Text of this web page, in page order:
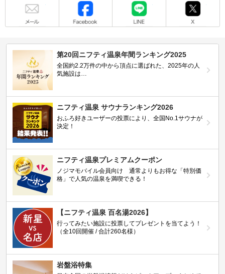
第20回ニフティ温泉年間ランキング2025
全国約2.2万件の中から頂点に選ばれた、2025年の人
気施設は…
ニフティ温泉 サウナランキング2026
おふろ好きユーザーの投票により、全国No.1サウナが
決定！
ニフティ温泉プレミアムクーポン
ノジマモバイル会員向け 通常よりもお得な「特別価
格」で人気の温泉を満喫できる！
【ニフティ温泉 百名湯2026】
行ってみたい施設に投票してプレゼントを当てよう！
（全10回開催 / 合計260名様）
岩盤浴特集